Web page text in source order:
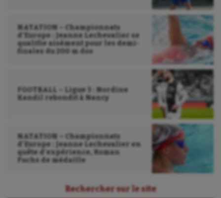
NATATION – Championnats
d’Europe : Jeanne Lechevalier se
qualifie aisément pour les demi-
finales du 200 m dos
FOOTBALL – Ligue 3 : Nordine
Kandil rebondit à Nancy
NATATION – Championnats
d’Europe : Jeanne Lechevalier en
quête d’expérience, Roman
Fuchs de médaille
Rechercher sur le site